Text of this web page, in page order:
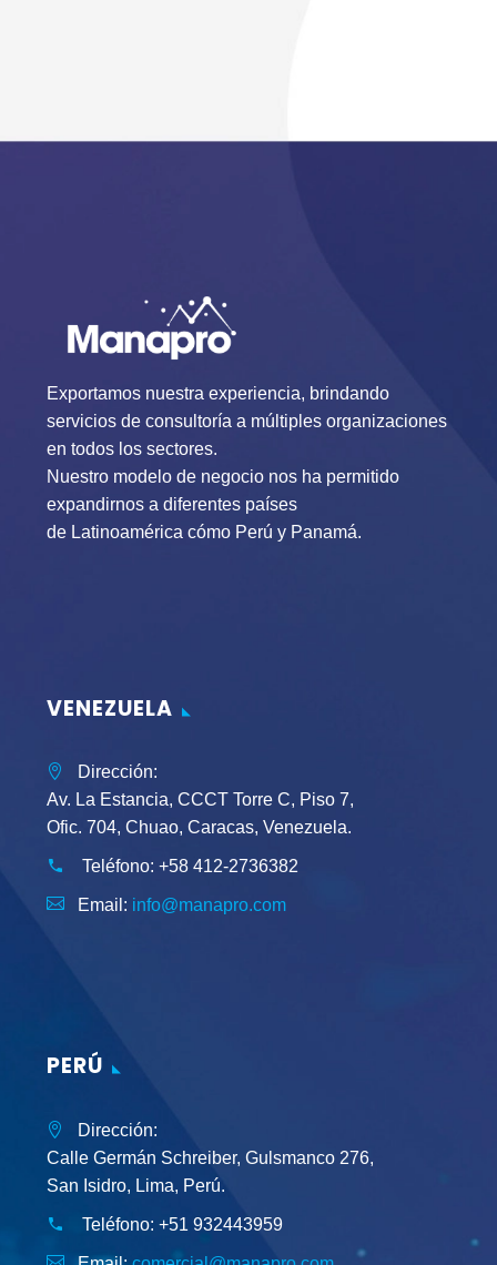
Exportamos nuestra experiencia, brindando
servicios de consultoría a múltiples organizaciones
en todos los sectores.
Nuestro modelo de negocio nos ha permitido
expandirnos a diferentes países
de Latinoamérica cómo Perú y Panamá.
VENEZUELA
Dirección:
Av. La Estancia, CCCT Torre C, Piso 7,
Ofic. 704, Chuao, Caracas, Venezuela.
Teléfono: +58 412-2736382
Email: info@manapro.com
PERÚ
Dirección:
Calle Germán Schreiber, Gulsmanco 276,
San Isidro, Lima, Perú.
Teléfono: +51 932443959